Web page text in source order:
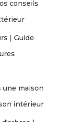
conseils
| Guide
une maison
intérieur